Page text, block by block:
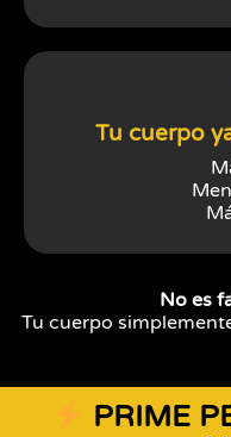
Tu cuerpo
No es
Tu cuerpo
PRIME